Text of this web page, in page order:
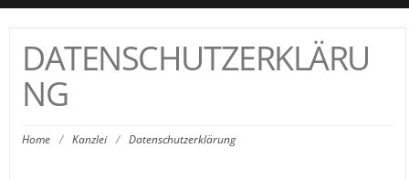
DATENSCHUTZERKLÄRU
NG
Home / Kanzlei / Datenschutzerklärung